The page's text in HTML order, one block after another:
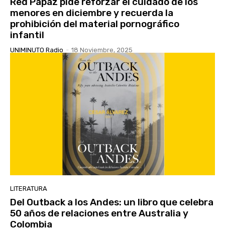
menores en diciembre y recuerda la
prohibición del material pornográfico
infantil
UNIMINUTO Radio - 18 Noviembre, 2025
LITERATURA
Del Outback a los Andes: un libro que celebra
50 años de relaciones entre Australia y
Colombia